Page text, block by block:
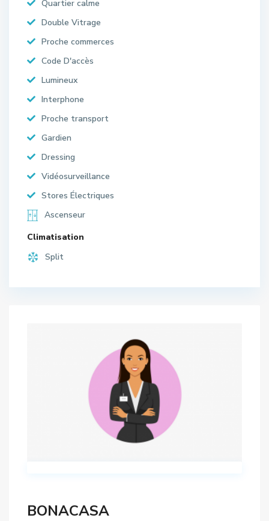
Quartier calme
Double Vitrage
Proche commerces
Code D'accès
Lumineux
Interphone
Proche transport
Gardien
Dressing
Vidéosurveillance
Stores Électriques
Ascenseur
Climatisation
Split
BONACASA